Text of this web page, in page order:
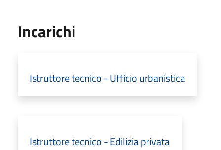
Incarichi
Istruttore tecnico - Ufficio urbanistica
Istruttore tecnico - Edilizia privata